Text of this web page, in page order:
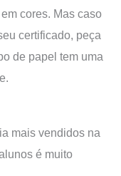
cores. Mas caso
certificado, peça
de papel tem uma
mais vendidos na
é muito